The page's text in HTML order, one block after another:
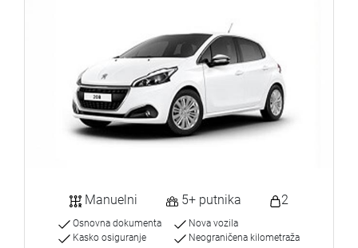
Manuelni 5+ putnika 2
Osnovna dokumenta
Kasko osiguranje
Nova vozila
Neograničena kilometraža